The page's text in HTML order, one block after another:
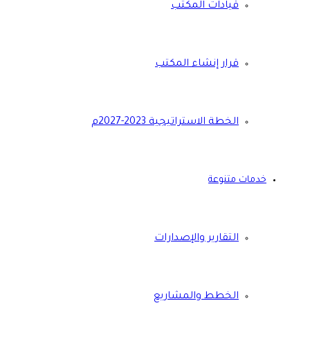
قيادات المكتب
قرار إنشاء المكتب
الخطة الاستراتيجية 2023-2027م
خدمات متنوعة
التقارير والإصدارات
الخطط والمشاريع